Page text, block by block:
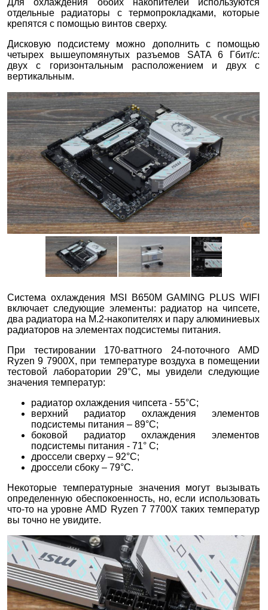
Для охлаждения обоих накопителей используются
отдельные радиаторы с термопрокладками, которые
крепятся с помощью винтов сверху.
Дисковую подсистему можно дополнить с помощью
четырех вышеупомянутых разъемов SATA 6 Гбит/с:
двух с горизонтальным расположением и двух с
вертикальным.
Система охлаждения MSI B650M GAMING PLUS WIFI
включает следующие элементы: радиатор на чипсете,
два радиатора на M.2-накопителях и пару алюминиевых
радиаторов на элементах подсистемы питания.
При тестировании 170-ваттного 24-поточного AMD
Ryzen 9 7900X, при температуре воздуха в помещении
тестовой лаборатории 29°С, мы увидели следующие
значения температур:
радиатор охлаждения чипсета - 55°C;
верхний радиатор охлаждения элементов
подсистемы питания – 89°C;
боковой радиатор охлаждения элементов
подсистемы питания - 71° C;
дроссели сверху – 92°C;
дроссели сбоку – 79°C.
Некоторые температурные значения могут вызывать
определенную обеспокоенность, но, если использовать
что-то на уровне AMD Ryzen 7 7700X таких температур
вы точно не увидите.